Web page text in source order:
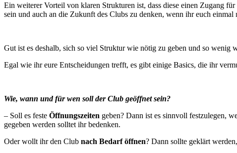
Ein weiterer Vorteil von klaren Strukturen ist, dass diese einen Zugang
sein und auch an die Zukunft des Clubs zu denken, wenn ihr euch
Gut ist es deshalb, sich so viel Struktur wie nötig zu geben und so wenig
Egal wie ihr eure Entscheidungen trefft, es gibt einige Basics, die ihr
Wie, wann und für wen soll der Club geöffnet sein?
– Soll es feste Öffnungszeiten geben? Dann ist es sinnvoll festzulegen,
gegeben werden solltet ihr bedenken.
Oder wollt ihr den Club nach Bedarf öffnen? Dann sollte geklärt